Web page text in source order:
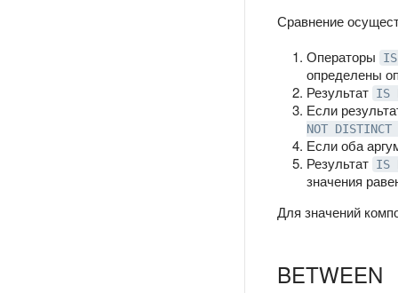
Сравнение
Операторы
IS
определены
Результат IS
Если
NOT DISTINCT
Если оба
Результат IS
значения
Для значений
BETWEEN